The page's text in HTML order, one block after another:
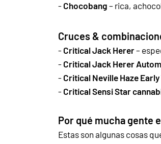
- Chocobang – rica,
Cruces &
- Critical Jack Herer–
- Critical Jack Herer
- Critical Neville Haze
- Critical Sensi Star
Por qué mucha gente
Estas son algunas cosas